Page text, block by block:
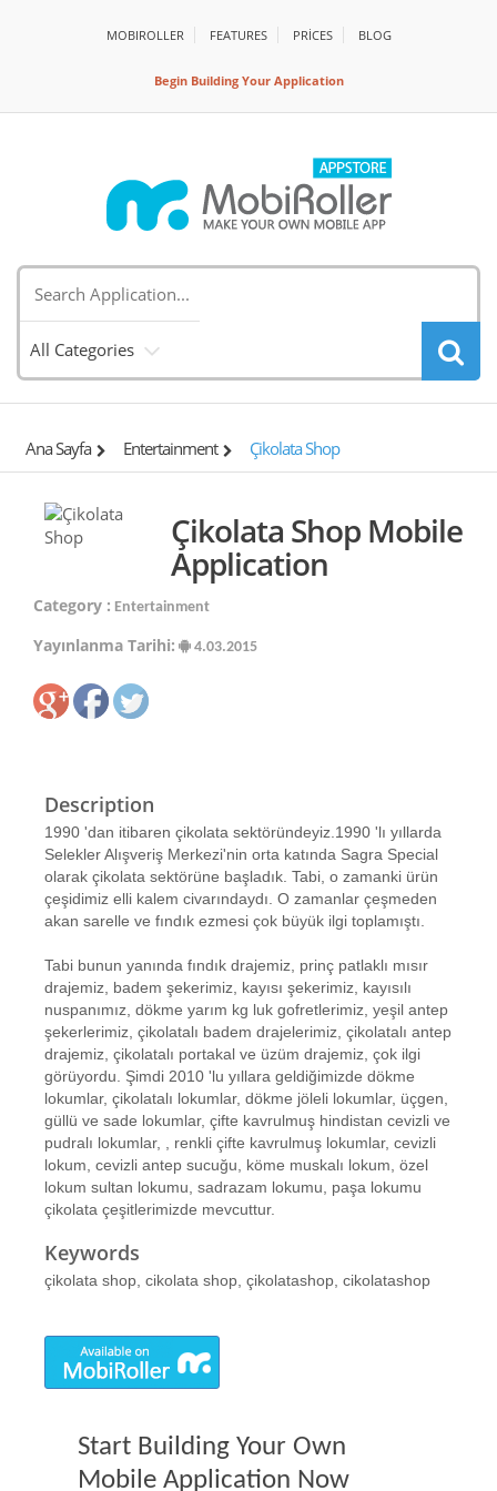
MOBIROLLER FEATURES PRİCES BLOG
Begin Building Your Application
All Categories
Ana Sayfa Entertainment Çikolata Shop
Çikolata Shop Mobile
Application
Category : Entertainment
Yayınlanma Tarihi: 4.03.2015
Description
1990 'dan itibaren çikolata sektöründeyiz.1990 'lı yıllarda
Selekler Alışveriş Merkezi'nin orta katında Sagra Special
olarak çikolata sektörüne başladık. Tabi, o zamanki ürün
çeşidimiz elli kalem civarındaydı. O zamanlar çeşmeden
akan sarelle ve fındık ezmesi çok büyük ilgi toplamıştı.
Tabi bunun yanında fındık drajemiz, prinç patlaklı mısır
drajemiz, badem şekerimiz, kayısı şekerimiz, kayısılı
nuspanımız, dökme yarım kg luk gofretlerimiz, yeşil antep
şekerlerimiz, çikolatalı badem drajelerimiz, çikolatalı antep
drajemiz, çikolatalı portakal ve üzüm drajemiz, çok ilgi
görüyordu. Şimdi 2010 'lu yıllara geldiğimizde dökme
lokumlar, çikolatalı lokumlar, dökme jöleli lokumlar, üçgen,
güllü ve sade lokumlar, çifte kavrulmuş hindistan cevizli ve
pudralı lokumlar, , renkli çifte kavrulmuş lokumlar, cevizli
lokum, cevizli antep sucuğu, köme muskalı lokum, özel
lokum sultan lokumu, sadrazam lokumu, paşa lokumu
çikolata çeşitlerimizde mevcuttur.
Keywords
çikolata shop, cikolata shop, çikolatashop, cikolatashop
Start Building Your Own
Mobile Application Now